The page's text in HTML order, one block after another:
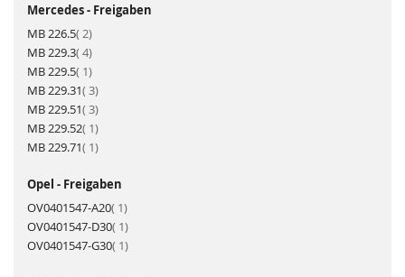
Mercedes - Freigaben
MB 226.5 2Artikel
MB 229.3 4Artikel
MB 229.5 1Artikel
MB 229.31 3Artikel
MB 229.51 3Artikel
MB 229.52 1Artikel
MB 229.71 1Artikel
Opel - Freigaben
OV0401547-A20 1Artikel
OV0401547-D30 1Artikel
OV0401547-G30 1Artikel